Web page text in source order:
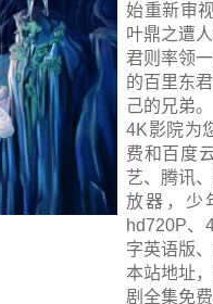
始重新审
叶鼎之遭
君则率领
的百里东
己的兄弟。
4K影院为
费和百度
艺、腾讯
放器，少
hd720P、
字英语版
本站地址
剧全集免